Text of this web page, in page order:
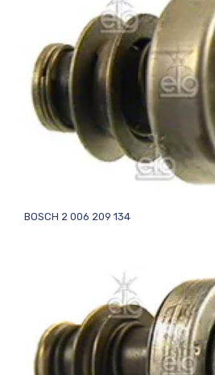
BOSCH 2 006 209 134